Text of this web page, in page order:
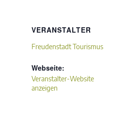
VERANSTALTER
Freudenstadt Tourismus
Webseite:
Veranstalter-Website
anzeigen